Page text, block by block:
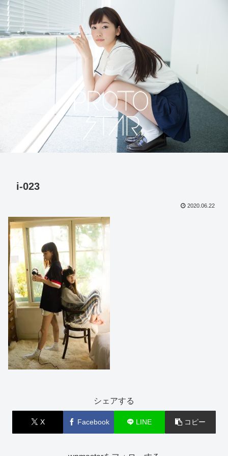
i-023
2020.06.22
シェアする
X Facebook LINE コピー